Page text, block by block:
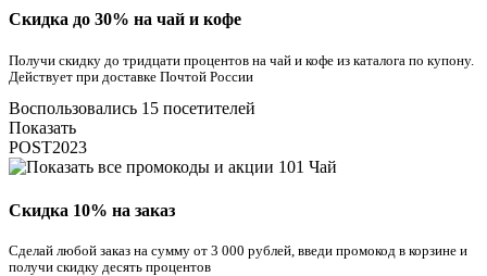
Скидка до 30% на чай и кофе
Получи скидку до тридцати процентов на чай и кофе из каталога по купону.
Действует при доставке Почтой России
Воспользовались 15 посетителей
Показать
POST2023
Скидка 10% на заказ
Сделай любой заказ на сумму от 3 000 рублей, введи промокод в корзине и
получи скидку десять процентов